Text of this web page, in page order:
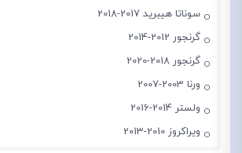
سوناتا هیبرید 2017-2018
گرنجور 2012-2014
گرنجور 2018-2020
ورنا 2003-2007
ولستر 2014-2016
ویراکروز 2010-2013